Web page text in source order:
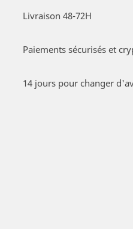
Livraison 48-72H
Paiements sécurisés et
14 jours pour changer